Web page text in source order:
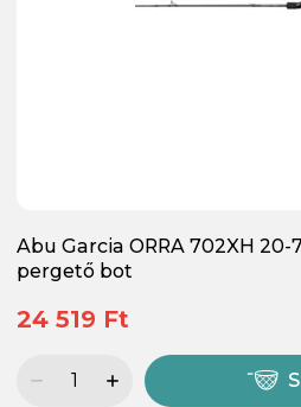
Abu Garcia ORRA 702XH
pergető bot
24 519 Ft